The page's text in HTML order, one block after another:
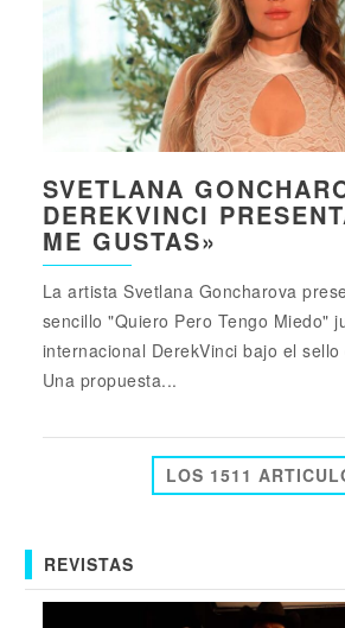
SVETLANA
DEREKVINCI
ME GUSTAS»
La artista Svetlana Goncharova
sencillo "Quiero Pero Tengo Miedo"
internacional DerekVinci bajo el sello
Una propuesta...
LOS 1511
REVISTAS